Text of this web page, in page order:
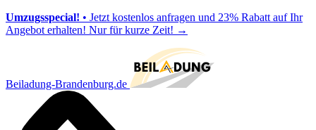
Umzugsspecial! • Jetzt kostenlos anfragen und 23% Rabatt auf Ihr
Angebot erhalten! Nur für kurze Zeit! →
Beiladung-Brandenburg.de